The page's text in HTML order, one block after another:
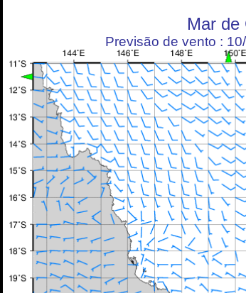
Mar de
Previsão de vento :